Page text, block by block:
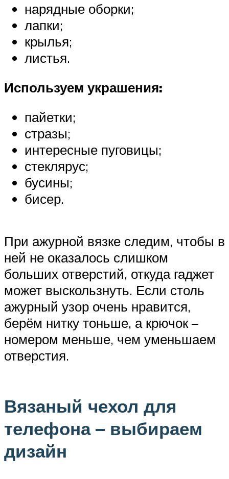
нарядные оборки;
лапки;
крылья;
листья.
Используем украшения:
пайетки;
стразы;
интересные пуговицы;
стеклярус;
бусины;
бисер.
При ажурной вязке следим, чтобы в
ней не оказалось слишком
больших отверстий, откуда гаджет
может выскользнуть. Если столь
ажурный узор очень нравится,
берём нитку тоньше, а крючок –
номером меньше, чем уменьшаем
отверстия.
Вязаный чехол для
телефона – выбираем
дизайн